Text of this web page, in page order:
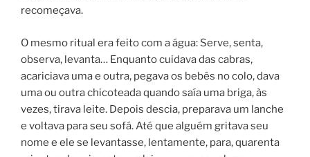
recomeçava.
O mesmo ritual era feito com a água: Serve, senta,
observa, levanta… Enquanto cuidava das cabras,
acariciava uma e outra, pegava os bebês no colo, dava
uma ou outra chicoteada quando saía uma briga, às
vezes, tirava leite. Depois descia, preparava um lanche
e voltava para seu sofá. Até que alguém gritava seu
nome e ele se levantasse, lentamente, para, quarenta